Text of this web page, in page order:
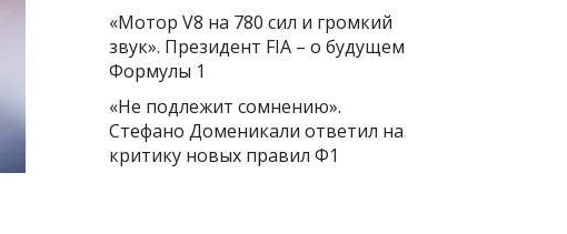
«Мотор V8 на 780 сил и громкий
звук». Президент FIA – о будущем
Формулы 1
«Не подлежит сомнению».
Стефано Доменикали ответил на
критику новых правил Ф1